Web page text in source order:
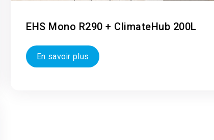
EHS Mono R290 + ClimateHub 200L
En savoir plus